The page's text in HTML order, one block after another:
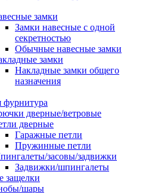
замки
Замки навесные с одной
секретностью
Обычные навесные замки
замки
Накладные замки общего
назначения
фурнитура
дверные/ветровые
дверные
Гаражные петли
Пружинные петли
засовы/задвижки
Задвижки/шпингалеты
защелки
шары